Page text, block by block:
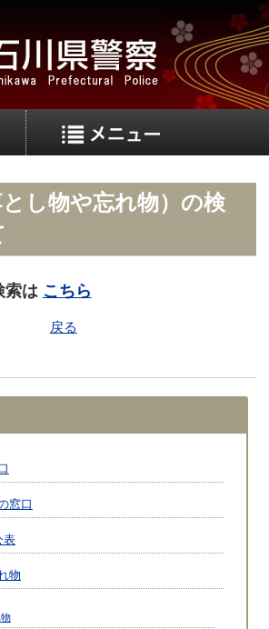
し物や忘れ物）の検
索は こちら
戻る
窓口
表
物